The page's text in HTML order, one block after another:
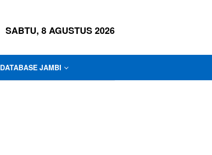
SABTU, 8 AGUSTUS 2026
DATABASE JAMBI